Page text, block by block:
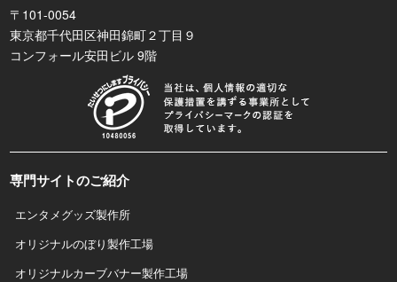
〒101-0054
東京都千代田区神田錦町２丁目９
コンフォール安田ビル 9階
専門サイトのご紹介
エンタメグッズ製作所
オリジナルのぼり製作工場
オリジナルカーブバナー製作工場